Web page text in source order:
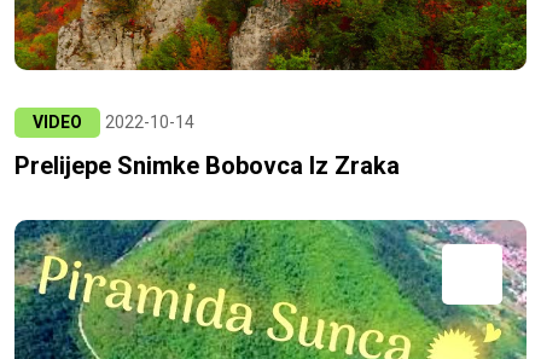
VIDEO 2022-10-14
Prelijepe Snimke Bobovca Iz Zraka